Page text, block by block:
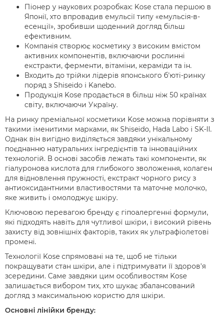
Піонер у наукових розробках: Kose стала першою в
Японії, хто впровадив емульсії типу «емульсія-в-
есенції», зробивши щоденний догляд більш
ефективним.
Компанія створює косметику з високим вмістом
активних компонентів, включаючи рослинні
екстракти, ферменти, вітаміни, кераміди та ін.
Входить до трійки лідерів японського б'юті-ринку
поряд з Shiseido і Kanebo.
Продукція Kose продається в більш ніж 50 країнах
світу, включаючи Україну.
На ринку преміальної косметики Kose можна порівняти з
такими іменитими марками, як Shiseido, Hada Labo і SK-II.
Однак він вигідно виділяється завдяки унікальному
поєднанню натуральних інгредієнтів та інноваційних
технологій. В основі засобів лежать такі компоненти, як
гіалуронова кислота для глибокого зволоження, колаген
для відновлення пружності, екстракт чорного рису з
антиоксидантними властивостями та маточне молочко,
яке живить і омолоджує шкіру.
Ключовою перевагою бренду є гіпоалергенні формули,
які підходять навіть для чутливої шкіри, і високий рівень
захисту від зовнішніх факторів, таких як ультрафіолетові
промені.
Технології Kose спрямовані на те, щоб не тільки
покращувати стан шкіри, але і підтримувати її здоров'я
зсередини. Саме завдяки цим особливостям Kose
залишається вибором тих, хто шукає збалансований
догляд з максимальною користю для шкіри.
Основні лінійки бренду: